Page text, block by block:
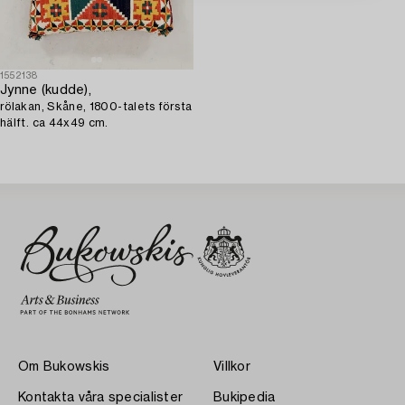
1552138
Jynne (kudde),
rölakan, Skåne, 1800-talets första
hälft. ca 44x49 cm.
Om Bukowskis
Kontakta våra specialister
Villkor
Bukipedia